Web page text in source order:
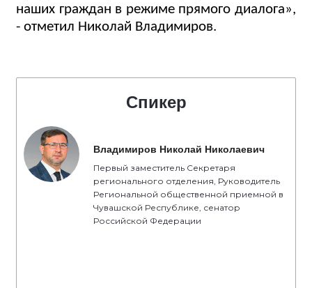
наших граждан в режиме прямого диалога»,
- отметил Николай Владимиров.
Спикер
Владимиров Николай Николаевич
Первый заместитель Секретаря
регионального отделения, Руководитель
Региональной общественной приемной в
Чувашской Республике, сенатор
Российской Федерации